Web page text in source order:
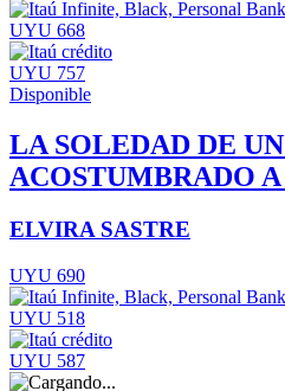
UYU 668
UYU 757
Disponible
LA SOLEDAD DE
ACOSTUMBRADO
ELVIRA SASTRE
UYU 690
UYU 518
UYU 587